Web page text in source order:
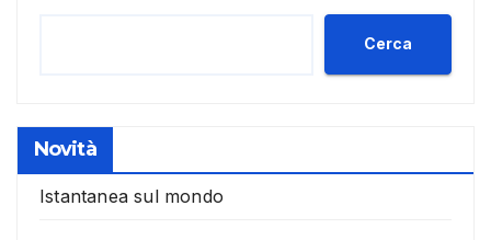
Cerca
Novità
Istantanea sul mondo